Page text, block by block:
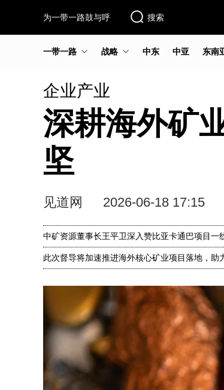
为一带一路鼓与呼 搜索
一带一路 战略 中东 中亚 东南
企业产业
深耕海外矿
坚
见道网 2026-06-18 17:15
中矿资源董事长王平卫深入赞比亚卡通巴项目
此次督导将加速推进海外核心矿业项目落地，